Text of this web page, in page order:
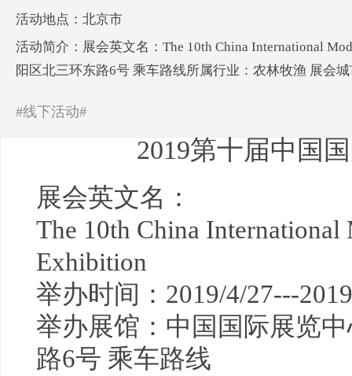
活动地点：北京市
活动简介：展会英文名：The 10th China International
阳区北三环东路6号 乘车路线所属行业：农林牧渔 展会
#线下活动#
2019第十届中国
展会英文名：
The 10th China
Exhibition
举办时间：2019/4/27---
举办展馆：中国国际展览
路6号 乘车路线